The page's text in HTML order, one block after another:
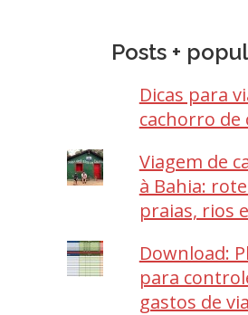
Posts +
Dicas para
cachorro de
Viagem de
à Bahia:
praias, rios
Download:
para
gastos de